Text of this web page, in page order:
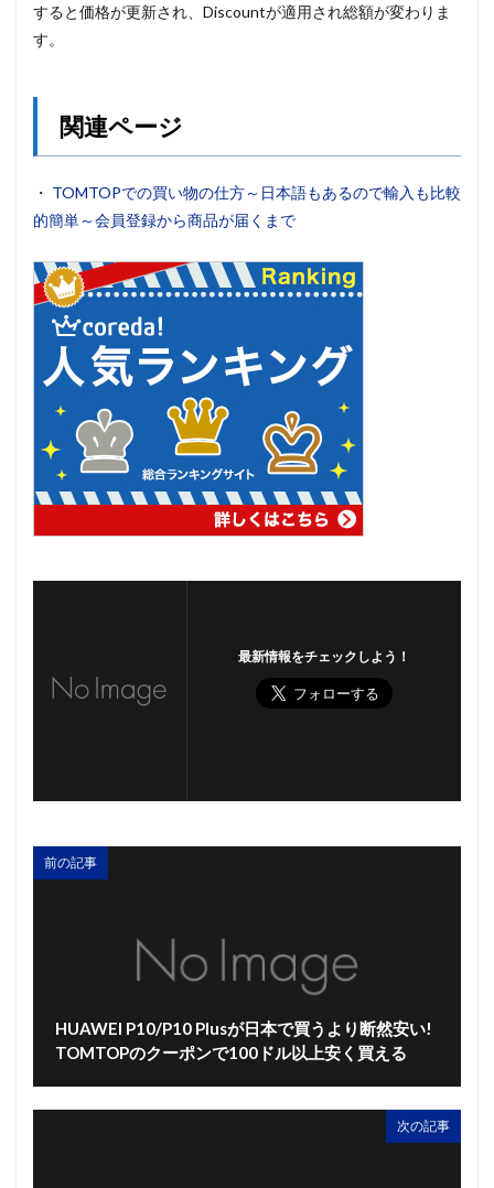
すると価格が更新され、Discountが適用され総額が変わりま
す。
関連ページ
・ TOMTOPでの買い物の仕方～日本語もあるので輸入も比較
的簡単～会員登録から商品が届くまで
最新情報をチェックしよう！
前の記事
HUAWEI P10/P10 Plusが日本で買うより断然安い!
TOMTOPのクーポンで100ドル以上安く買える
次の記事